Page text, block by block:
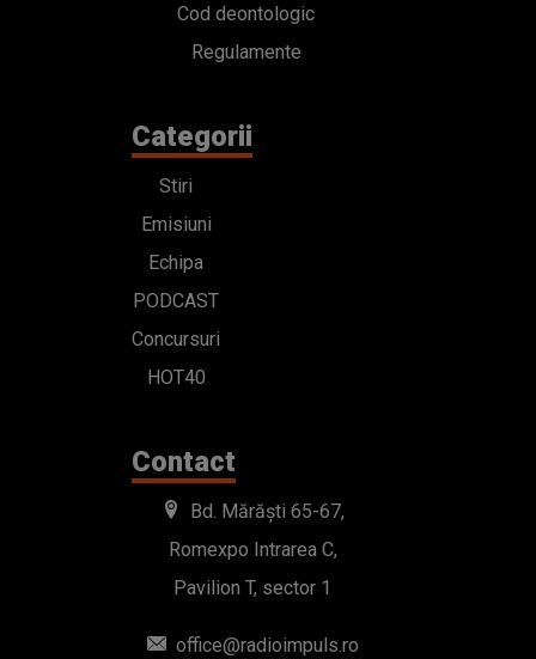
Cod deontologic
Regulamente
Categorii
Stiri
Emisiuni
Echipa
PODCAST
Concursuri
HOT40
Contact
Bd. Mărăști 65-67,
Romexpo Intrarea C,
Pavilion T, sector 1
office@radioimpuls.ro